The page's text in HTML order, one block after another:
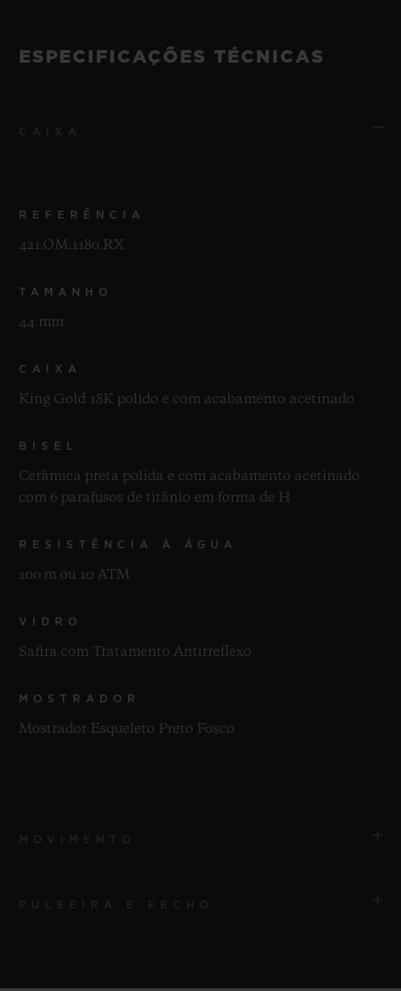
ESPECIFICAÇÕES TÉCNICAS
REFERÊNCIA
421.OM.1180.RX
TAMANHO
44 mm
CAIXA
King Gold 18K polido e com acabamento acetinado
BISEL
Cerâmica preta polida e com acabamento acetinado
com 6 parafusos de titânio em forma de H
RESISTÊNCIA À ÁGUA
100 m ou 10 ATM
VIDRO
Safira com Tratamento Antirreflexo
MOSTRADOR
Mostrador Esqueleto Preto Fosco
PULSEIRA